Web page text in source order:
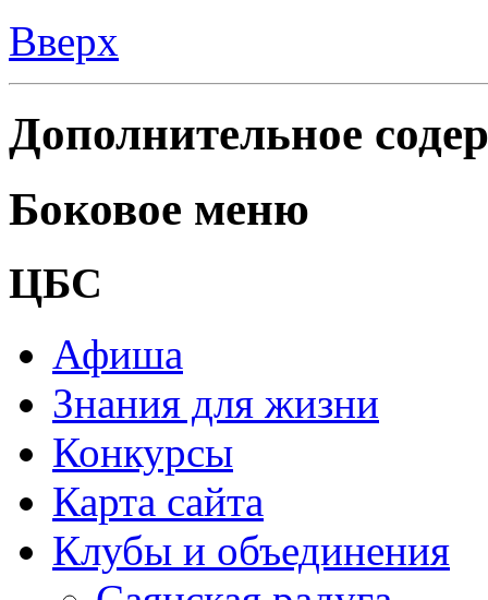
Вверх
Дополнительное
Боковое меню
ЦБС
Афиша
Знания для жизни
Конкурсы
Карта сайта
Клубы и объединения